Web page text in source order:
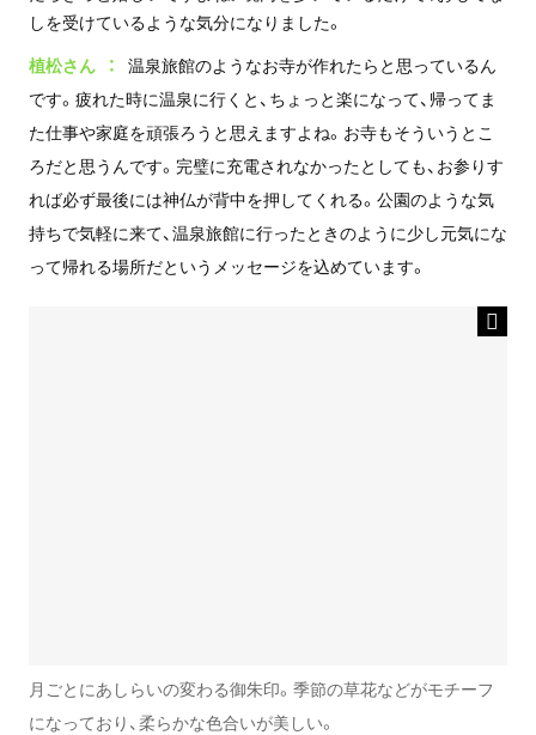
しを受けているような気分になりました。
植松さん
温泉旅館のようなお寺が作れたらと思っているん
です。疲れた時に温泉に行くと、ちょっと楽になって、帰ってま
た仕事や家庭を頑張ろうと思えますよね。お寺もそういうとこ
ろだと思うんです。完璧に充電されなかったとしても、お参りす
れば必ず最後には神仏が背中を押してくれる。公園のような気
持ちで気軽に来て、温泉旅館に行ったときのように少し元気にな
って帰れる場所だというメッセージを込めています。
月ごとにあしらいの変わる御朱印。季節の草花などがモチーフ
になっており、柔らかな色合いが美しい。